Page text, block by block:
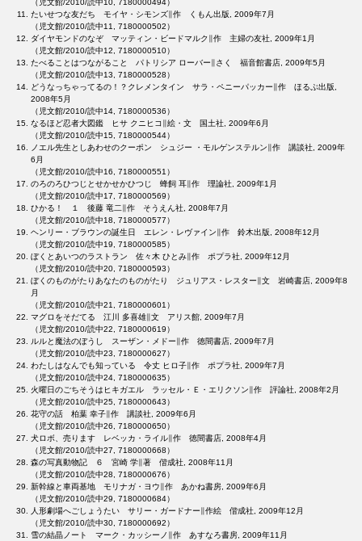
（児文館/2010/読中10, 7180000494）
たいせつな友だち モイヤ・シモンズ∥作 くもん出版, 2009年7月
（児文館/2010/読中11, 7180000502）
ダイヤモンドのなぞ マッティン・ビードマルク∥作 主婦の友社, 2009年1月
（児文館/2010/読中12, 7180000510）
たべることはつながること パトリシア ローバー∥さく 福音館書店, 2009年5月
（児文館/2010/読中13, 7180000528）
どうなっちゃってるの！？クレメンタイン サラ・ペニーパッカー∥作 ほるぷ出版,
2008年5月
（児文館/2010/読中14, 7180000536）
なるほど忍者大図鑑 ヒサ クニヒコ∥絵・文 国土社, 2009年6月
（児文館/2010/読中15, 7180000544）
ノエル先生としあわせのクーポン シュジー ・モルゲンステルン∥作 講談社, 2009年
6月
（児文館/2010/読中16, 7180000551）
のろのろひつじとせかせかひつじ 蜂飼 耳∥作 理論社, 2009年1月
（児文館/2010/読中17, 7180000569）
ひかる！ １ 後藤 竜二∥作 そうえん社, 2008年7月
（児文館/2010/読中18, 7180000577）
ヘンリー・ブラウンの誕生日 エレン・レヴァイン∥作 鈴木出版, 2008年12月
（児文館/2010/読中19, 7180000585）
ぼくとあいつのラストラン 佐々木 ひとみ∥作 ポプラ社, 2009年12月
（児文館/2010/読中20, 7180000593）
ぼくのものがたりあなたのものがたり ジュリアス・レスター∥文 岩崎書店, 2009年8
月
（児文館/2010/読中21, 7180000601）
マグロをそだてる 江川 多喜雄∥文 アリス館, 2009年7月
（児文館/2010/読中22, 7180000619）
ルルと魔法のぼうし スーザン・メドー∥作 徳間書店, 2009年7月
（児文館/2010/読中23, 7180000627）
わたしはなんでも知っている 令丈 ヒロ子∥作 ポプラ社, 2009年7月
（児文館/2010/読中24, 7180000635）
火曜日のごちそうはヒキガエル ラッセル・Ｅ・エリクソン∥作 評論社, 2008年2月
（児文館/2010/読中25, 7180000643）
花守の話 柏葉 幸子∥作 講談社, 2009年6月
（児文館/2010/読中26, 7180000650）
犬ロボ、売ります レベッカ・ライル∥作 徳間書店, 2008年4月
（児文館/2010/読中27, 7180000668）
森の写真動物記 ６ 宮崎 学∥著 偕成社, 2008年11月
（児文館/2010/読中28, 7180000676）
新幹線と車両基地 モリナガ・ヨウ∥作 あかね書房, 2009年6月
（児文館/2010/読中29, 7180000684）
人形劇場へごしょうたい サリー・ガードナー∥作絵 偕成社, 2009年12月
（児文館/2010/読中30, 7180000692）
雪の結晶ノート マーク・カッシーノ∥作 あすなろ書房, 2009年11月